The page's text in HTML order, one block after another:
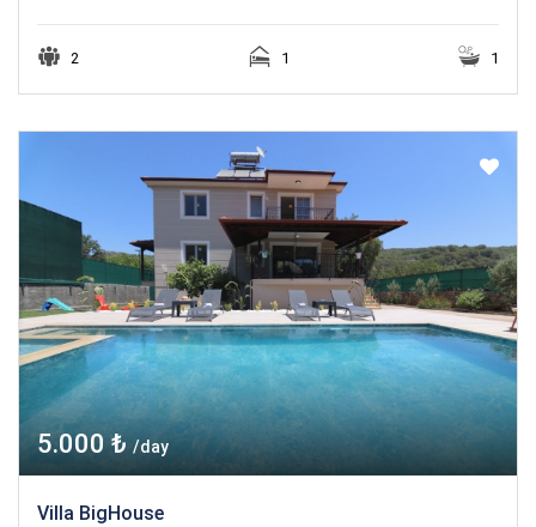
2 1 1
5.000 ₺/day
Villa BigHouse